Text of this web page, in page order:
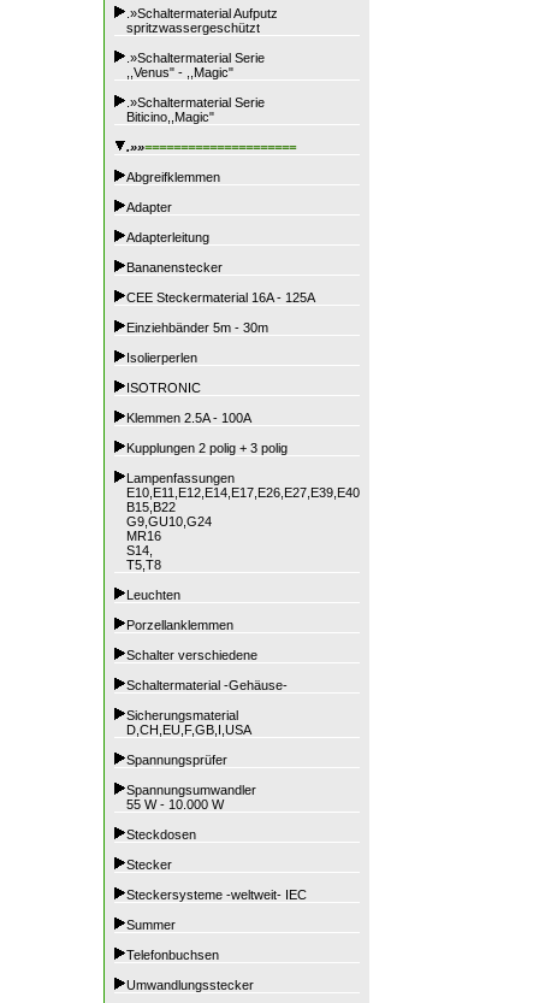
.»Schaltermaterial Aufputz
spritzwassergeschützt
.»Schaltermaterial Serie
,,Venus" - ,,Magic"
.»Schaltermaterial Serie
Biticino,,Magic"
.»»=====================
Abgreifklemmen
Adapter
Adapterleitung
Bananenstecker
CEE Steckermaterial 16A - 125A
Einziehbänder 5m - 30m
Isolierperlen
ISOTRONIC
Klemmen 2.5A - 100A
Kupplungen 2 polig + 3 polig
Lampenfassungen
E10,E11,E12,E14,E17,E26,E27,E39,E40
B15,B22
G9,GU10,G24
MR16
S14,
T5,T8
Leuchten
Porzellanklemmen
Schalter verschiedene
Schaltermaterial -Gehäuse-
Sicherungsmaterial
D,CH,EU,F,GB,I,USA
Spannungsprüfer
Spannungsumwandler
55 W - 10.000 W
Steckdosen
Stecker
Steckersysteme -weltweit- IEC
Summer
Telefonbuchsen
Umwandlungsstecker